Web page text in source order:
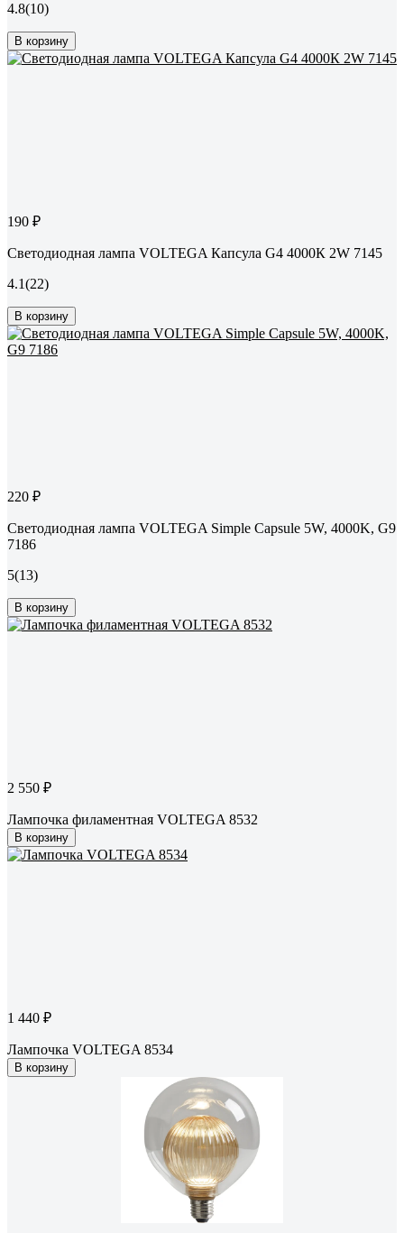
4.8(10)
В корзину
190 ₽
Светодиодная лампа VOLTEGA Капсула G4 4000К 2W 7145
4.1(22)
В корзину
220 ₽
Светодиодная лампа VOLTEGA Simple Capsule 5W, 4000K, G9
7186
5(13)
В корзину
2 550 ₽
Лампочка филаментная VOLTEGA 8532
В корзину
1 440 ₽
Лампочка VOLTEGA 8534
В корзину